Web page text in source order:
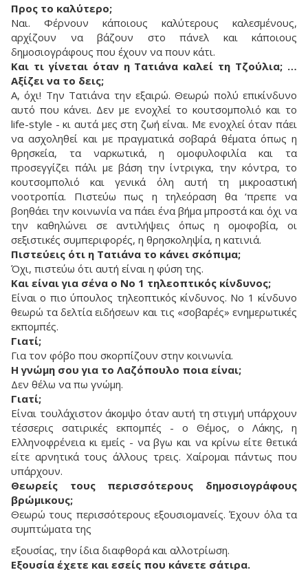
Προς το καλύτερο;
Ναι. Φέρνουν κάποιους καλύτερους καλεσμένους,
αρχίζουν να βάζουν στο πάνελ και κάποιους
δημοσιογράφους που έχουν να πουν κάτι.
Και τι γίνεται όταν η Τατιάνα καλεί τη Τζούλια; …
Αξίζει να το δεις;
Α, όχι! Την Τατιάνα την εξαιρώ. Θεωρώ πολύ επικίνδυνο
αυτό που κάνει. Δεν με ενοχλεί το κουτσομπολιό και το
life-style - κι αυτά μες στη ζωή είναι. Με ενοχλεί όταν πάει
να ασχοληθεί και με πραγματικά σοβαρά θέματα όπως η
θρησκεία, τα ναρκωτικά, η ομοφυλοφιλία και τα
προσεγγίζει πάλι με βάση την ίντριγκα, την κόντρα, το
κουτσομπολιό και γενικά όλη αυτή τη μικροαστική
νοοτροπία. Πιστεύω πως η τηλεόραση θα ‘πρεπε να
βοηθάει την κοινωνία να πάει ένα βήμα μπροστά και όχι να
την καθηλώνει σε αντιλήψεις όπως η ομοφοβία, οι
σεξιστικές συμπεριφορές, η θρησκοληψία, η κατινιά.
Πιστεύεις ότι η Τατιάνα το κάνει σκόπιμα;
Όχι, πιστεύω ότι αυτή είναι η φύση της.
Και είναι για σένα ο Νο 1 τηλεοπτικός κίνδυνος;
Είναι ο πιο ύπουλος τηλεοπτικός κίνδυνος. Νο 1 κίνδυνο
θεωρώ τα δελτία ειδήσεων και τις «σοβαρές» ενημερωτικές
εκπομπές.
Γιατί;
Για τον φόβο που σκορπίζουν στην κοινωνία.
Η γνώμη σου για το Λαζόπουλο ποια είναι;
Δεν θέλω να πω γνώμη.
Γιατί;
Είναι τουλάχιστον άκομψο όταν αυτή τη στιγμή υπάρχουν
τέσσερις σατιρικές εκπομπές - ο Θέμος, ο Λάκης, η
Ελληνοφρένεια κι εμείς - να βγω και να κρίνω είτε θετικά
είτε αρνητικά τους άλλους τρεις. Χαίρομαι πάντως που
υπάρχουν.
Θεωρείς τους περισσότερους δημοσιογράφους
βρώμικους;
Θεωρώ τους περισσότερους εξουσιομανείς. Έχουν όλα τα
συμπτώματα της
εξουσίας, την ίδια διαφθορά και αλλοτρίωση.
Εξουσία έχετε και εσείς που κάνετε σάτιρα.